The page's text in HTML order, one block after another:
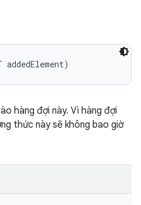
hàng đợi này. Vì hàng đợi
thức này sẽ không bao giờ